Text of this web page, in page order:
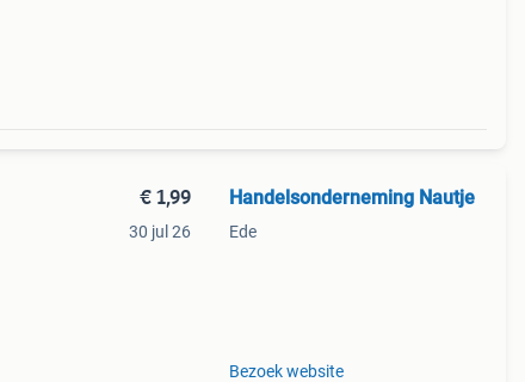
€ 1,99
30 jul 26
Handelsonderneming Nautje
Ede
Bezoek website